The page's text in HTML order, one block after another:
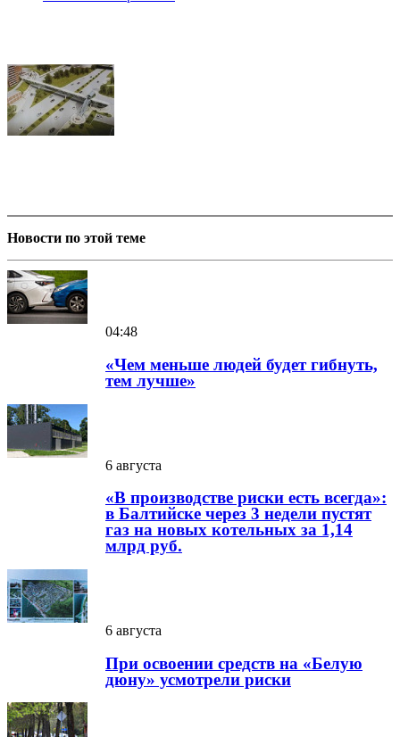
Новости по этой теме
04:48
«Чем меньше людей будет гибнуть,
тем лучше»
6 августа
«В производстве риски есть всегда»:
в Балтийске через 3 недели пустят
газ на новых котельных за 1,14
млрд руб.
6 августа
При освоении средств на «Белую
дюну» усмотрели риски